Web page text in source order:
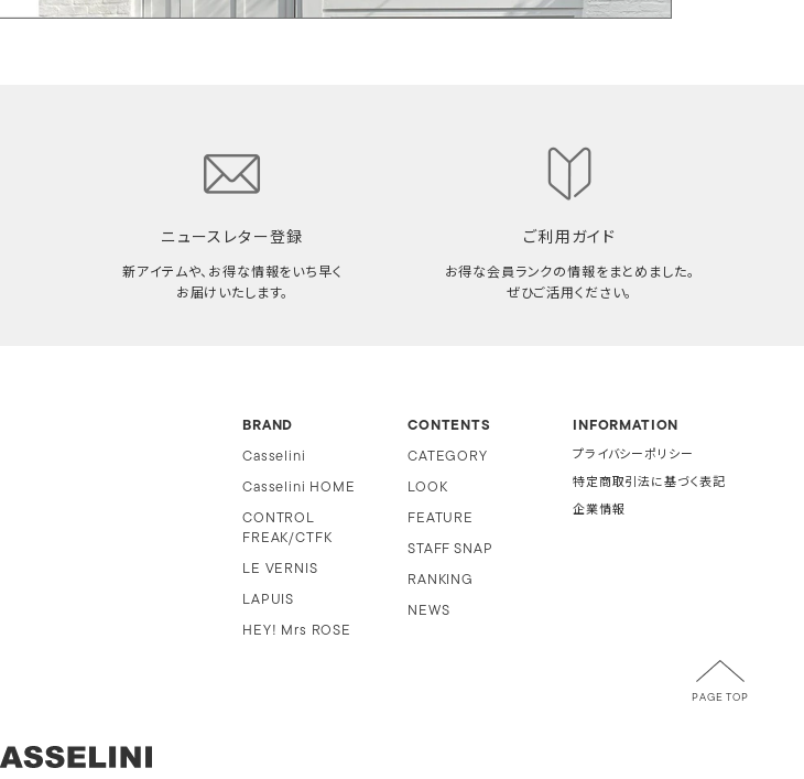
ニュースレター登録
新アイテムや、お得な情報をいち早く
お届けいたします。
ご利用ガイド
お得な会員ランクの情報をまとめました。
ぜひご活用ください。
BRAND
Casselini
Casselini HOME
CONTROL
FREAK/CTFK
LE VERNIS
LAPUIS
HEY! Mrs ROSE
CONTENTS
CATEGORY
LOOK
FEATURE
STAFF SNAP
RANKING
NEWS
INFORMATION
プライバシーポリシー
特定商取引法に基づく表記
企業情報
PAGE TOP